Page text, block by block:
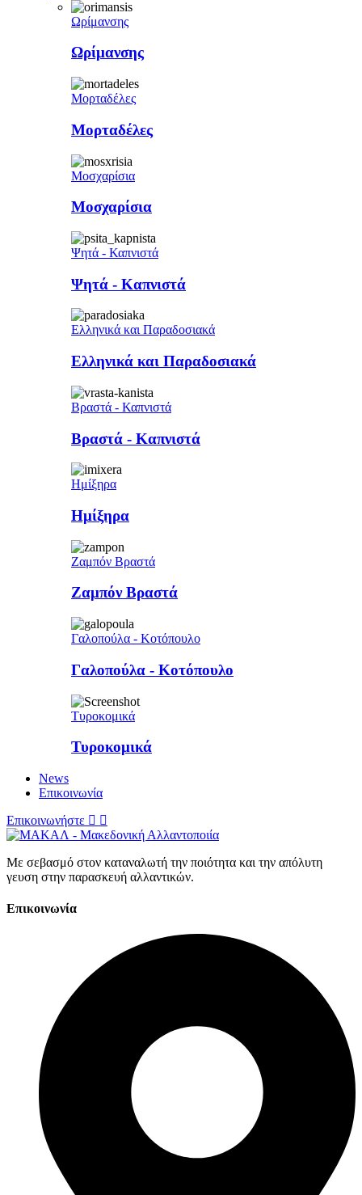
Ωρίμανσης
Ωρίμανσης
Μορταδέλες
Μορταδέλες
Μοσχαρίσια
Μοσχαρίσια
Ψητά - Καπνιστά
Ψητά - Καπνιστά
Ελληνικά και Παραδοσιακά
Ελληνικά και Παραδοσιακά
Βραστά - Καπνιστά
Βραστά - Καπνιστά
Ημίξηρα
Ημίξηρα
Ζαμπόν Βραστά
Ζαμπόν Βραστά
Γαλοπούλα - Κοτόπουλο
Γαλοπούλα - Κοτόπουλο
Τυροκομικά
Τυροκομικά
News
Επικοινωνία
Επικοινωνήστε
Με σεβασμό στον καταναλωτή την ποιότητα και την απόλυτη
γευση στην παρασκευή αλλαντικών.
Επικοινωνία